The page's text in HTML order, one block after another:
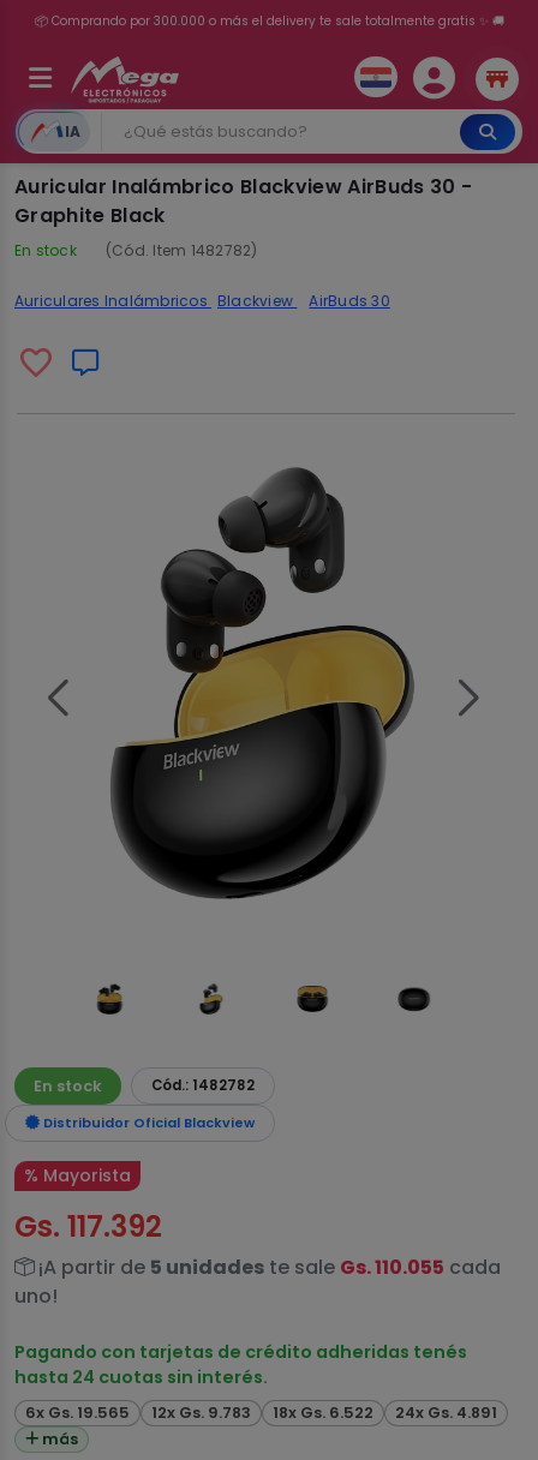
💳 ¡HASTA 24 CUOTAS SIN INTERÉS con tarjetas adheridas!
IA
Auricular Inalámbrico Blackview AirBuds 30 -
Graphite Black
En stock (Cód. Item 1482782)
Auriculares Inalámbricos Blackview AirBuds 30
En stock
Cód.: 1482782
Distribuidor Oficial Blackview
% Mayorista
Gs. 117.392
¡A partir de 5 unidades te sale Gs. 110.055 cada
uno!
Pagando con tarjetas de crédito adheridas tenés
hasta 24 cuotas sin interés.
6x Gs. 19.565 12x Gs. 9.783 18x Gs. 6.522
24x Gs. 4.891
más